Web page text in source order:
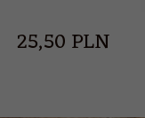
25,50PLN